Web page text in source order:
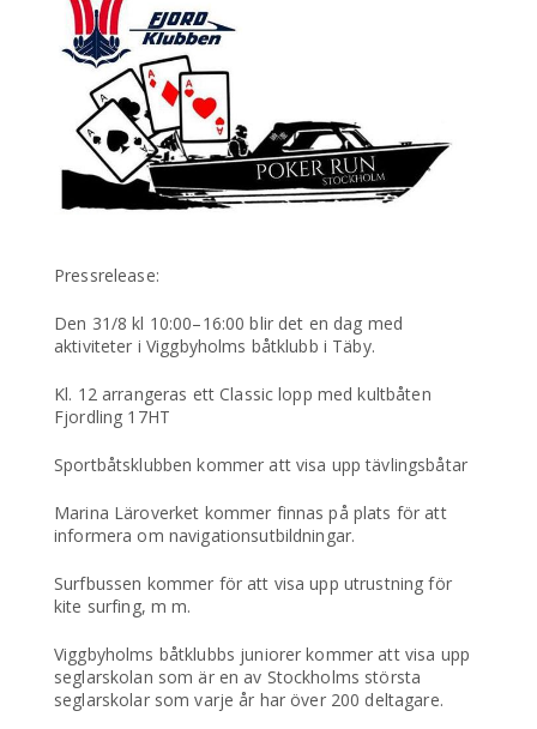
Pressrelease:
Den 31/8 kl 10:00–16:00 blir det en dag med
aktiviteter i Viggbyholms båtklubb i Täby.
Kl. 12 arrangeras ett Classic lopp med kultbåten
Fjordling 17HT
Sportbåtsklubben kommer att visa upp tävlingsbåtar
Marina Läroverket kommer finnas på plats för att
informera om navigationsutbildningar.
Surfbussen kommer för att visa upp utrustning för
kite surfing, m m.
Viggbyholms båtklubbs juniorer kommer att visa upp
seglarskolan som är en av Stockholms största
seglarskolar som varje år har över 200 deltagare.